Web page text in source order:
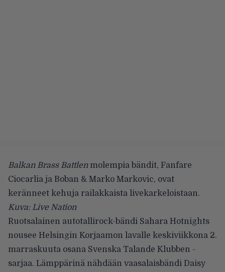
Balkan Brass Battlenmolempia bändit, Fanfare
Ciocarlia ja Boban & Marko Markovic, ovat
keränneet kehuja railakkaista livekarkeloistaan.
Kuva: Live Nation
Ruotsalainen autotallirock-bändi Sahara Hotnights
nousee Helsingin Korjaamon lavalle keskiviikkona 2.
marraskuuta osana Svenska Talande Klubben -
sarjaa. Lämppärinä nähdään vaasalaisbändi Daisy